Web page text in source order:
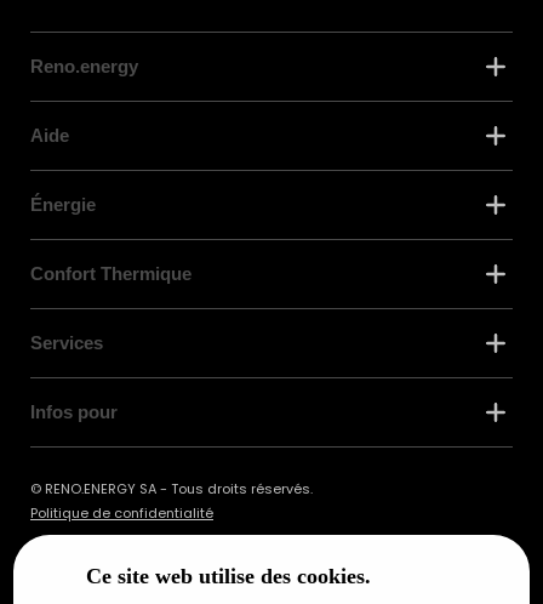
Ce site web utilise des cookies.
Reno.energy
Aide
Énergie
Confort Thermique
Services
Infos pour
© RENO.ENERGY SA - Tous droits réservés.
Politique de confidentialité